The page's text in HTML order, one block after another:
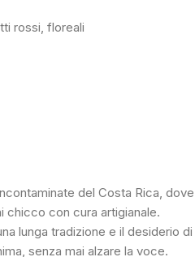
rossi, floreali
del Costa Rica, dove
chicco con cura artigianale.
lunga tradizione e il desiderio di
senza mai alzare la voce.